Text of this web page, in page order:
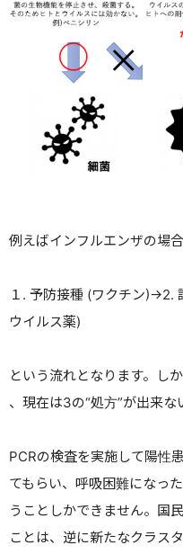
例えばインフルエンザの場合
１ . 予防接種 (ワクチン)→2.
ウイルス薬)
という流れとなります。しか
、現在は3の“処方”が出来な
PCRの検査を実施して陽性
てもらい、呼吸困難になっ
うことしかできません。国
ことは、逆に新たなクラス